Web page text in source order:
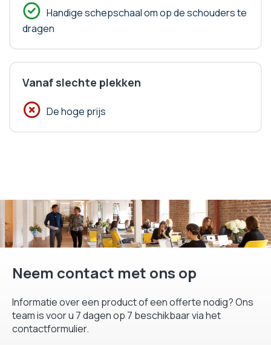
Handige schepschaal om op de schouders te
dragen
Vanaf slechte plekken
De hoge prijs
Neem contact met ons op
Informatie over een product of een offerte nodig? Ons
team is voor u 7 dagen op 7 beschikbaar via het
contactformulier.